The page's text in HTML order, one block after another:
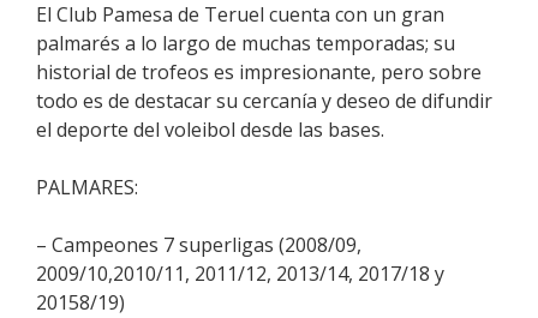
El Club Pamesa de Teruel cuenta con un gran
palmarés a lo largo de muchas temporadas; su
historial de trofeos es impresionante, pero sobre
todo es de destacar su cercanía y deseo de difundir
el deporte del voleibol desde las bases.
PALMARES:
– Campeones 7 superligas (2008/09,
2009/10,2010/11, 2011/12, 2013/14, 2017/18 y
20158/19)